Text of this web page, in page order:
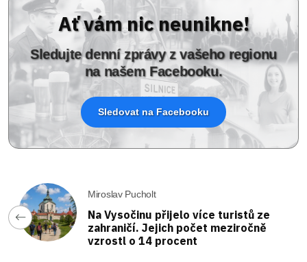
Ať vám nic neunikne!
Sledujte denní zprávy z vašeho regionu
na našem Facebooku.
Sledovat na Facebooku
Miroslav Pucholt
Na Vysočinu přijelo více turistů ze
zahraničí. Jejich počet meziročně
vzrostl o 14 procent